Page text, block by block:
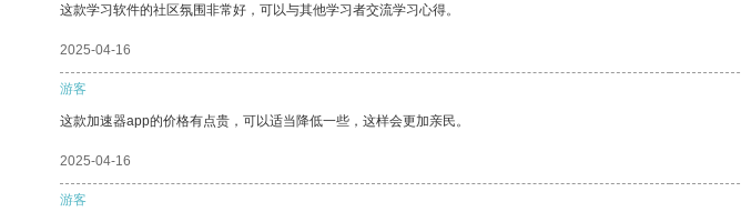
这款学习软件的社区氛围非常好，可以与其他学习者交流学习心得。
2025-04-16
游客
这款加速器app的价格有点贵，可以适当降低一些，这样会更加亲民。
2025-04-16
游客